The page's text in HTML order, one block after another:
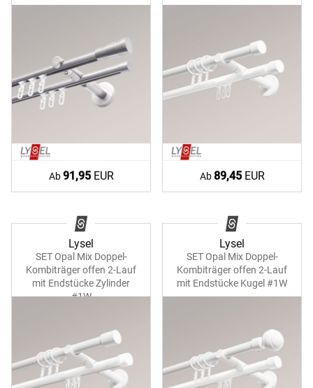
Ab91,95EUR Ab89,45EUR
Lysel
SET Opal Mix Doppel-
Kombiträger offen 2-Lauf
mit Endstücke Zylinder
#1W
Lysel
SET Opal Mix Doppel-
Kombiträger offen 2-Lauf
mit Endstücke Kugel #1W